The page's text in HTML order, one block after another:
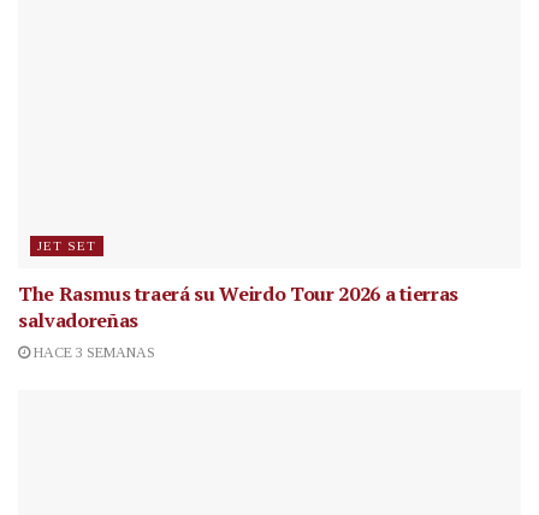
JET SET
The Rasmus traerá su Weirdo Tour 2026 a tierras
salvadoreñas
HACE 3 SEMANAS